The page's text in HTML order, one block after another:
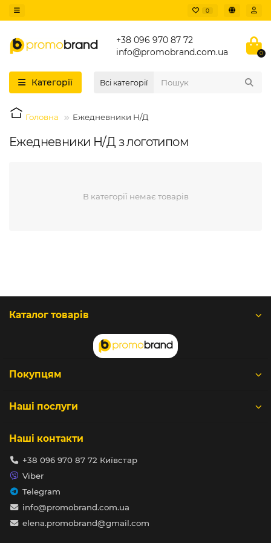
0
+38 096 970 87 72
info@promobrand.com.ua
0
Категорії Всі категорії
Головна Ежедневники Н/Д
Ежедневники Н/Д з логотипом
В категорії немає товарів
Каталог товарів
Покупцям
Наші послуги
Наші контакти
+38 096 970 87 72 Київстар
Viber
Telegram
info@promobrand.com.ua
elena.promobrand@gmail.com